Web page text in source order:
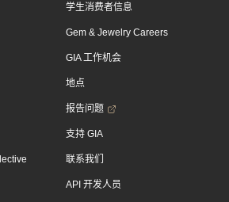
学生消费者信息
Gem & Jewelry Careers
GIA 工作机会
地点
报告问题
支持 GIA
联系我们
API 开发人员